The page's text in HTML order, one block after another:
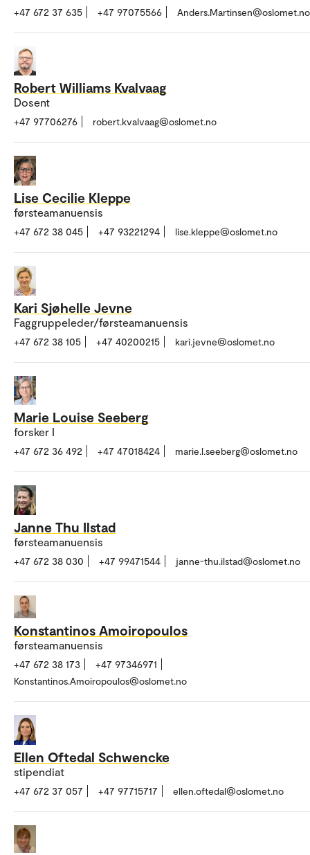
+47 672 37 635 +47 97075566 Anders.Martinsen@oslomet.no
Robert Williams Kvalvaag
Dosent
+47 97706276 robert.kvalvaag@oslomet.no
Lise Cecilie Kleppe
førsteamanuensis
+47 672 38 045 +47 93221294 lise.kleppe@oslomet.no
Kari Sjøhelle Jevne
Faggruppeleder/førsteamanuensis
+47 672 38 105 +47 40200215 kari.jevne@oslomet.no
Marie Louise Seeberg
forsker I
+47 672 36 492 +47 47018424 marie.l.seeberg@oslomet.no
Janne Thu Ilstad
førsteamanuensis
+47 672 38 030 +47 99471544 janne-thu.ilstad@oslomet.no
Konstantinos Amoiropoulos
førsteamanuensis
+47 672 38 173
+47 97346971
Konstantinos.Amoiropoulos@oslomet.no
Ellen Oftedal Schwencke
stipendiat
+47 672 37 057 +47 97715717 ellen.oftedal@oslomet.no